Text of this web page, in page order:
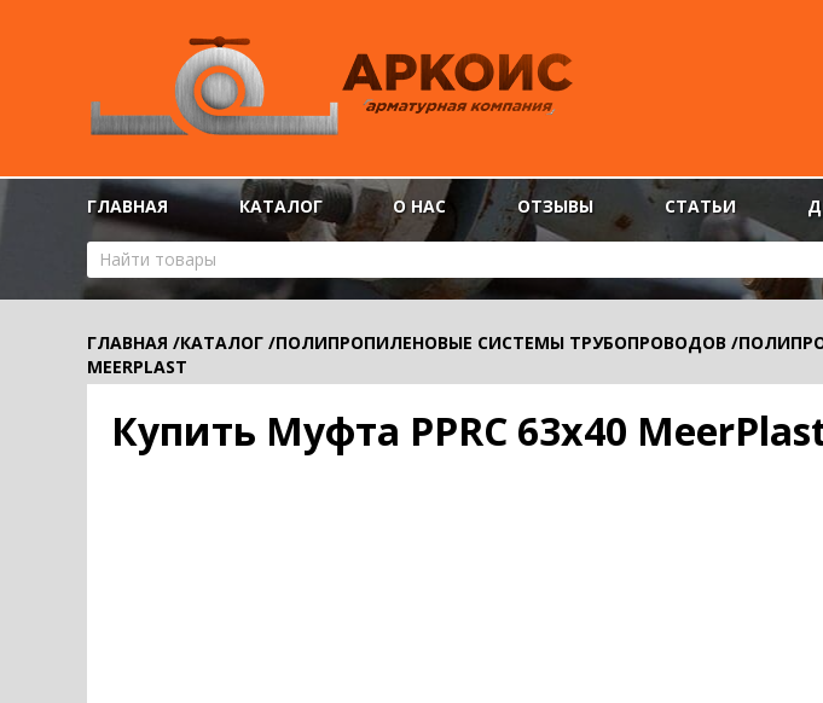
ГЛАВНАЯ КАТАЛОГ О НАС ОТЗЫВЫ СТАТЬИ
ГЛАВНАЯ /КАТАЛОГ /ПОЛИПРОПИЛЕНОВЫЕ СИСТЕМЫ ТРУБОПРОВОДОВ /
MEERPLAST
Купить Муфта PPRC 63х40